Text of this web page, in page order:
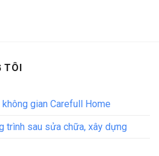
TÔI
gian Carefull Home
trình sau sửa chữa, xây dựng